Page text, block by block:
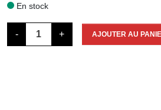
En stock
- + AJOUTER AU